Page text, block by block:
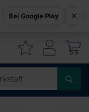
Bei Google Play